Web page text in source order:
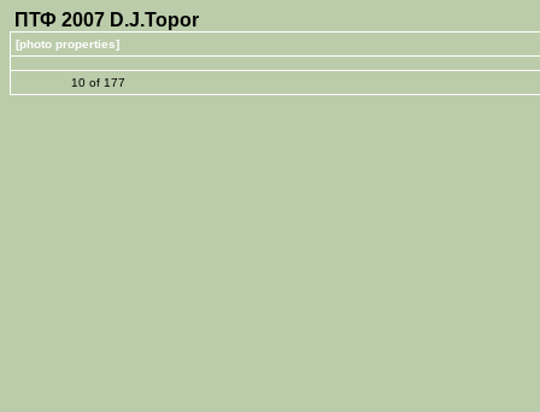
ПТФ 2007 D.J.Topor
[photo properties]
10 of 177